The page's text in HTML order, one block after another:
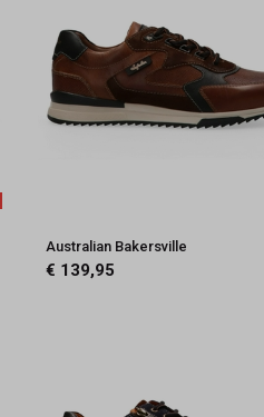
Australian Bakersville
€ 139,95